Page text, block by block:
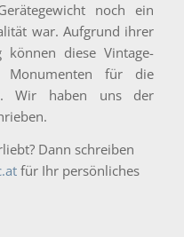
noch ein
war. Aufgrund ihrer
können diese Vintage-
Monumenten für die
Wir haben uns der
Dann schreiben
für Ihr persönliches